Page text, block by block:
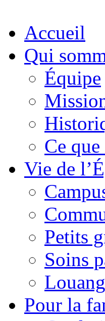
Accueil
Qui
Équipe
Ce
Vie de
Petits
Soins
Pour la